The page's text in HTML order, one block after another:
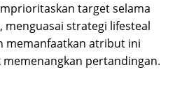
target selama
strategi lifesteal
memanfaatkan atribut ini
pertandingan.